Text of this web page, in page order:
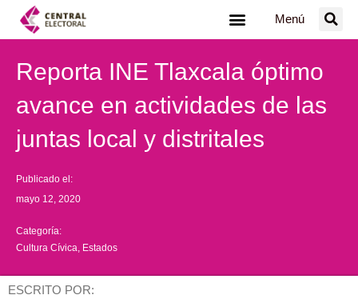
Menú
Reporta INE Tlaxcala óptimo
avance en actividades de las
juntas local y distritales
Publicado el:
mayo 12, 2020
Categoría:
Cultura Cívica Estados
ESCRITO POR: